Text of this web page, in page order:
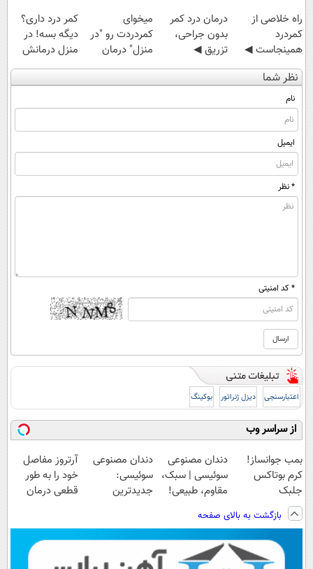
‌راه خلاصی از
کمردرد
همینجاست ◀
فقط کافیه فرم
رو پر کنی!
درمان درد کمر
بدون جراحی،
تزریق ◀
پرسش‌نامه رو پر
کن ▶
میخوای
کمردردت رو "در
منزل" درمان
کنی؟ (◂فیلم +
◂پرسش‌نامه)
کمر درد داری؟
دیگه بسه! در
منزل درمانش
کن
(◀پرسش‌نامه)
نظر شما
نام
ایمیل
* نظر
* کد امنیتی
اعتبارسنجی دیزل ژنراتور بوکینگ
از سراسر وب
بمب جوانساز!
کرم بوتاکس
جلبک
اسپیرولینا50%تخفیف
دندان مصنوعی
سوئیسی | سبک،
مقاوم، طبیعی!
رایگان+پرداخت
اقساطی😍
دندان مصنوعی
سوئیسی:
جدیدترین
پرداخت قسطی
آرتروز مفاصل
خود را به طور
قطعی درمان
بازگشت به بالای صفحه